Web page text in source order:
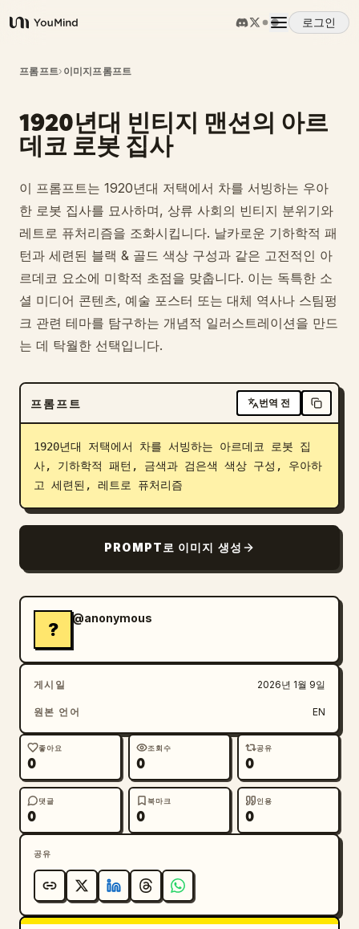
YouMind
로그인
개요
사용 사례
프롬프트
가격
다운로드
블로그
프롬프트› 이미지프롬프트
1920년대 빈티지 맨션의 아르
데코 로봇 집사
이 프롬프트는 1920년대 저택에서 차를 서빙하는 우아
한 로봇 집사를 묘사하며, 상류 사회의 빈티지 분위기와
레트로 퓨처리즘을 조화시킵니다. 날카로운 기하학적 패
턴과 세련된 블랙 & 골드 색상 구성과 같은 고전적인 아
르데코 요소에 미학적 초점을 맞춥니다. 이는 독특한 소
셜 미디어 콘텐츠, 예술 포스터 또는 대체 역사나 스팀펑
크 관련 테마를 탐구하는 개념적 일러스트레이션을 만드
는 데 탁월한 선택입니다.
프롬프트 번역 전
1920년대 저택에서 차를 서빙하는 아르데코 로봇 집
사, 기하학적 패턴, 금색과 검은색 색상 구성, 우아하
고 세련된, 레트로 퓨처리즘
PROMPT로 이미지 생성
?
@anonymous
게시일 2026년 1월 9일
원본 언어 EN
좋아요
0
조회수
0
공유
0
댓글
0
북마크
0
인용
0
공유